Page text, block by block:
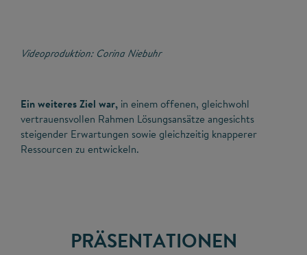
Videoproduktion: Corina Niebuhr
Ein weiteres Ziel war, in einem offenen, gleichwohl
vertrauensvollen Rahmen Lösungsansätze angesichts
steigender Erwartungen sowie gleichzeitig knapperer
Ressourcen zu entwickeln.
PRÄSENTATIONEN